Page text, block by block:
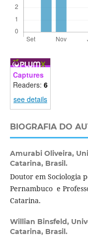
Captures
Readers: 6
see details
BIOGRAFIA DO
Amurabi Oliveira,
Catarina, Brasil.
Doutor em Sociologia
Pernambuco e
Catarina.
Willian Binsfeld,
Catarina, Brasil.